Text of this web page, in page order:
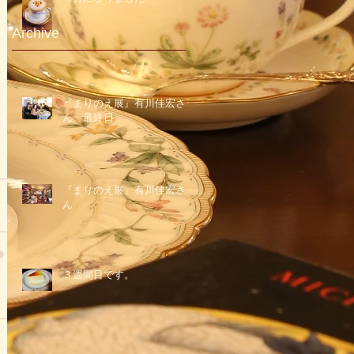
『まりのえ展』有川佳宏さ
ん 最終日
『まりのえ展』有川佳宏さ
ん
３週間目です。
Archive